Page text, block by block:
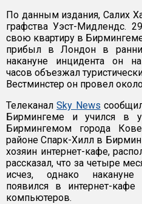
По данным издания, Салих
графства Уэст-Мидлендс.
свою квартиру в
прибыл в Лондон в
накануне инцидента он
часов объезжал
Вестминстер он провел
ТелеканалSky News
Бирмингеме и учился в
Бирмингемом города
районе Спарк-Хилл в
хозяин интернет-кафе,
рассказал, что за четыре
исчез, однако
появился в интернет-
компьютеров.